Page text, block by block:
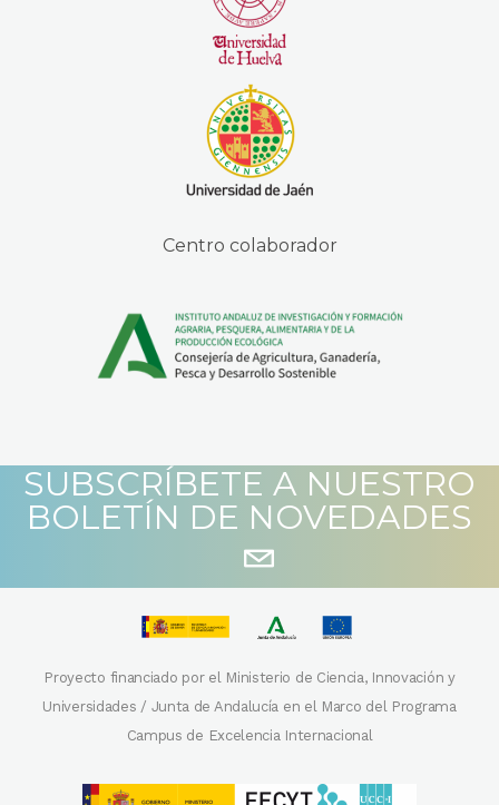
Centro colaborador
SUBSCRÍBETE A NUESTRO
BOLETÍN DE NOVEDADES
Proyecto financiado por el Ministerio de Ciencia, Innovación y
Universidades / Junta de Andalucía en el Marco del Programa
Campus de Excelencia Internacional